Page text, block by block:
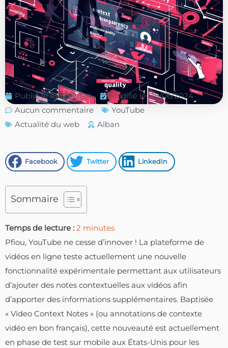
Publié le 18/06/2024
Modifié le : 18/06/2024
Aucun commentaire
YouTube
Actualité du web
Alban
Facebook Twitter LinkedIn
Sommaire
Temps de lecture : 2 minutes
Pfiou, YouTube ne cesse d’innover ! La plateforme de
vidéos en ligne teste actuellement une nouvelle
fonctionnalité expérimentale permettant aux utilisateurs
d’ajouter des notes contextuelles aux vidéos afin
d’apporter des informations supplémentaires. Baptisée
« Video Context Notes » (ou annotations de contexte
vidéo en bon français), cette nouveauté est actuellement
en phase de test sur mobile aux États-Unis pour les